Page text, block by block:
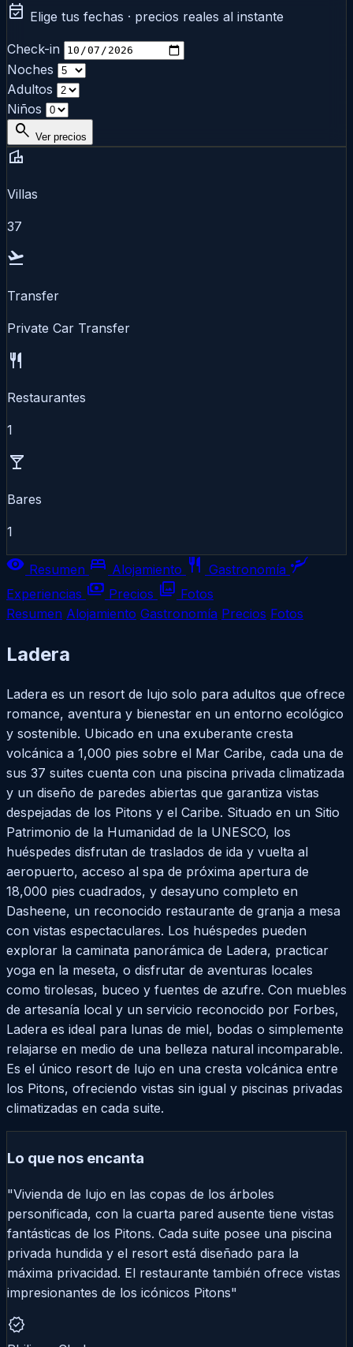
event_available Elige tus fechas · precios reales al instante
Check-in
Noches
Adultos
Niños
search Ver precios
villa
Villas
37
flight_takeoff
Transfer
Private Car Transfer
restaurant
Restaurantes
1
local_bar
Bares
1
visibility Resumen bed Alojamiento restaurant Gastronomía scuba_diving
Experiencias payments Precios photo_library Fotos
Resumen Alojamiento Gastronomía Precios Fotos
Ladera
Ladera es un resort de lujo solo para adultos que ofrece
romance, aventura y bienestar en un entorno ecológico
y sostenible. Ubicado en una exuberante cresta
volcánica a 1,000 pies sobre el Mar Caribe, cada una de
sus 37 suites cuenta con una piscina privada climatizada
y un diseño de paredes abiertas que garantiza vistas
despejadas de los Pitons y el Caribe. Situado en un Sitio
Patrimonio de la Humanidad de la UNESCO, los
huéspedes disfrutan de traslados de ida y vuelta al
aeropuerto, acceso al spa de próxima apertura de
18,000 pies cuadrados, y desayuno completo en
Dasheene, un reconocido restaurante de granja a mesa
con vistas espectaculares. Los huéspedes pueden
explorar la caminata panorámica de Ladera, practicar
yoga en la meseta, o disfrutar de aventuras locales
como tirolesas, buceo y fuentes de azufre. Con muebles
de artesanía local y un servicio reconocido por Forbes,
Ladera es ideal para lunas de miel, bodas o simplemente
relajarse en medio de una belleza natural incomparable.
Es el único resort de lujo en una cresta volcánica entre
los Pitons, ofreciendo vistas sin igual y piscinas privadas
climatizadas en cada suite.
Lo que nos encanta
"Vivienda de lujo en las copas de los árboles
personificada, con la cuarta pared ausente tiene vistas
fantásticas de los Pitons. Cada suite posee una piscina
privada hundida y el resort está diseñado para la
máxima privacidad. El restaurante también ofrece vistas
impresionantes de los icónicos Pitons"
verified